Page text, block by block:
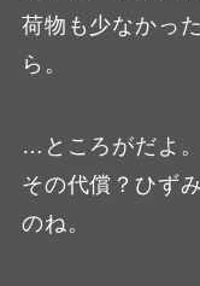
荷物も少なかっ
ら。
…ところがだよ。
その代償？ひず
のね。